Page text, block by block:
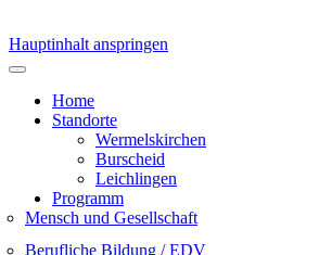
Hauptinhalt anspringen
Home
Standorte
Wermelskirchen
Burscheid
Leichlingen
Programm
Mensch und Gesellschaft
Berufliche Bildung / EDV